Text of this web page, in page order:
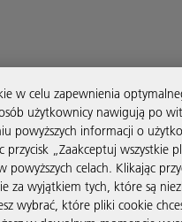
w celu zapewnienia
użytkownicy nawigują po
powyższych informacji o
„Zaakceptuj wszystkie
celach. Klikając
za wyjątkiem tych, które są
wybrać, które pliki cookie